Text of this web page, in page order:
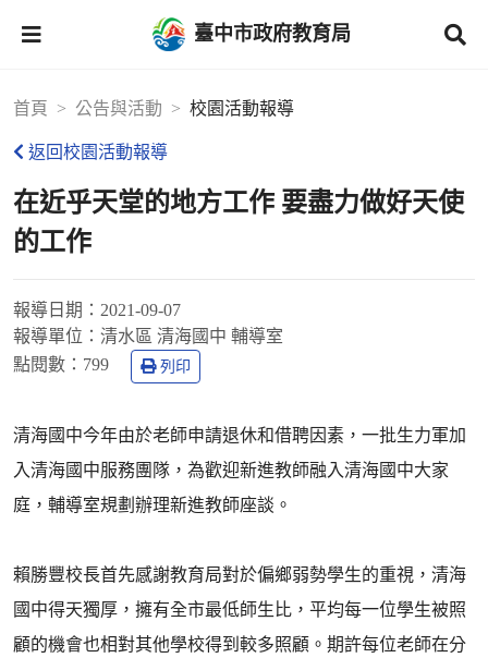
臺中市政府教育局
首頁 公告與活動 校園活動報導
返回校園活動報導
在近乎天堂的地方工作 要盡力做好天使
的工作
報導日期： 2021-09-07
報導單位： 清水區 清海國中 輔導室
點閱數： 799 列印
清海國中今年由於老師申請退休和借聘因素，一批生力軍加
入清海國中服務團隊，為歡迎新進教師融入清海國中大家
庭，輔導室規劃辦理新進教師座談。
賴勝豐校長首先感謝教育局對於偏鄉弱勢學生的重視，清海
國中得天獨厚，擁有全市最低師生比，平均每一位學生被照
顧的機會也相對其他學校得到較多照顧。期許每位老師在分